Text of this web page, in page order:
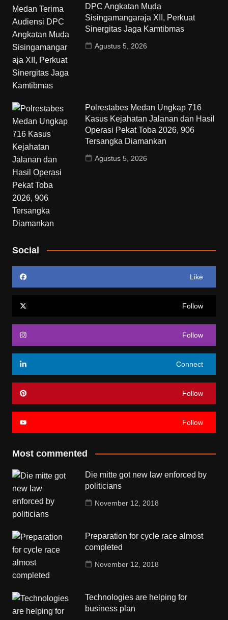
DPC Angkatan Muda
Sisingamangaraja XII, Perkuat
Sinergitas Jaga Kamtibmas
Agustus 5, 2026
Polrestabes Medan Ungkap 716
Kasus Kejahatan Jalanan dan Hasil
Operasi Pekat Toba 2026, 906
Tersangka Diamankan
Agustus 5, 2026
Social
Like
Follow
Follow
Connect
Follow
Follow
Most commented
Die mitte got new law enforced by
politicians
November 12, 2018
Preparation for cycle race almost
completed
November 12, 2018
Technologies are helping for
business plan